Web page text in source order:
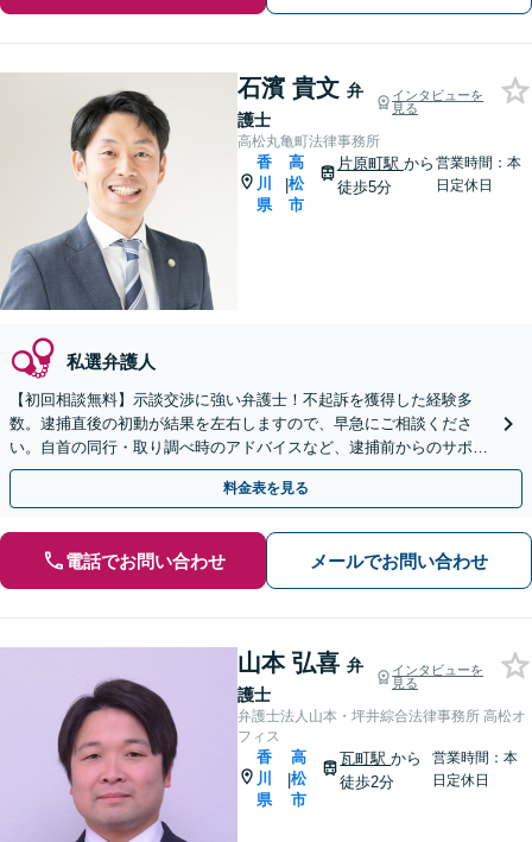
石濱 貴文 弁
護士
インタビューを
見る
高松丸亀町法律事務所
香
川
県
|
高
松
市
片原町駅 から
徒歩5分
営業時間：本
日定休日
私選弁護人
【初回相談無料】示談交渉に強い弁護士！不起訴を獲得した経験多
数。逮捕直後の初動が結果を左右しますので、早急にご相談くださ
い。自首の同行・取り調べ時のアドバイスなど、逮捕前からのサポー
ト！【夜間・休日面談可】【完全個室】【片原町駅5分】
料金表を見る
電話でお問い合わせ メールでお問い合わせ
山本 弘喜 弁
護士
インタビューを
見る
弁護士法人山本・坪井綜合法律事務所 高松オ
フィス
香
川
県
|
高
松
市
瓦町駅から
徒歩2分
営業時間：本
日定休日